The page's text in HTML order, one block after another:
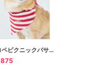
ロペピクニックパサージュ
875